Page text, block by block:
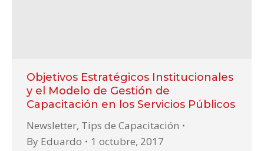
Objetivos Estratégicos Institucionales
y el Modelo de Gestión de
Capacitación en los Servicios Públicos
Newsletter, Tips de Capacitación
By Eduardo
1 octubre, 2017